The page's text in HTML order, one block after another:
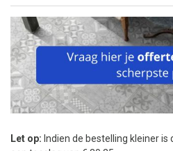
Let op: Indien de bestelling kleiner